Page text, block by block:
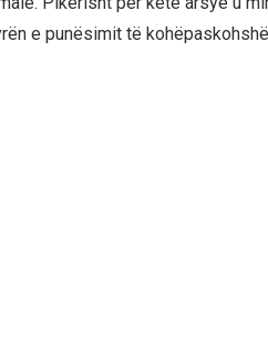
e punësimit të